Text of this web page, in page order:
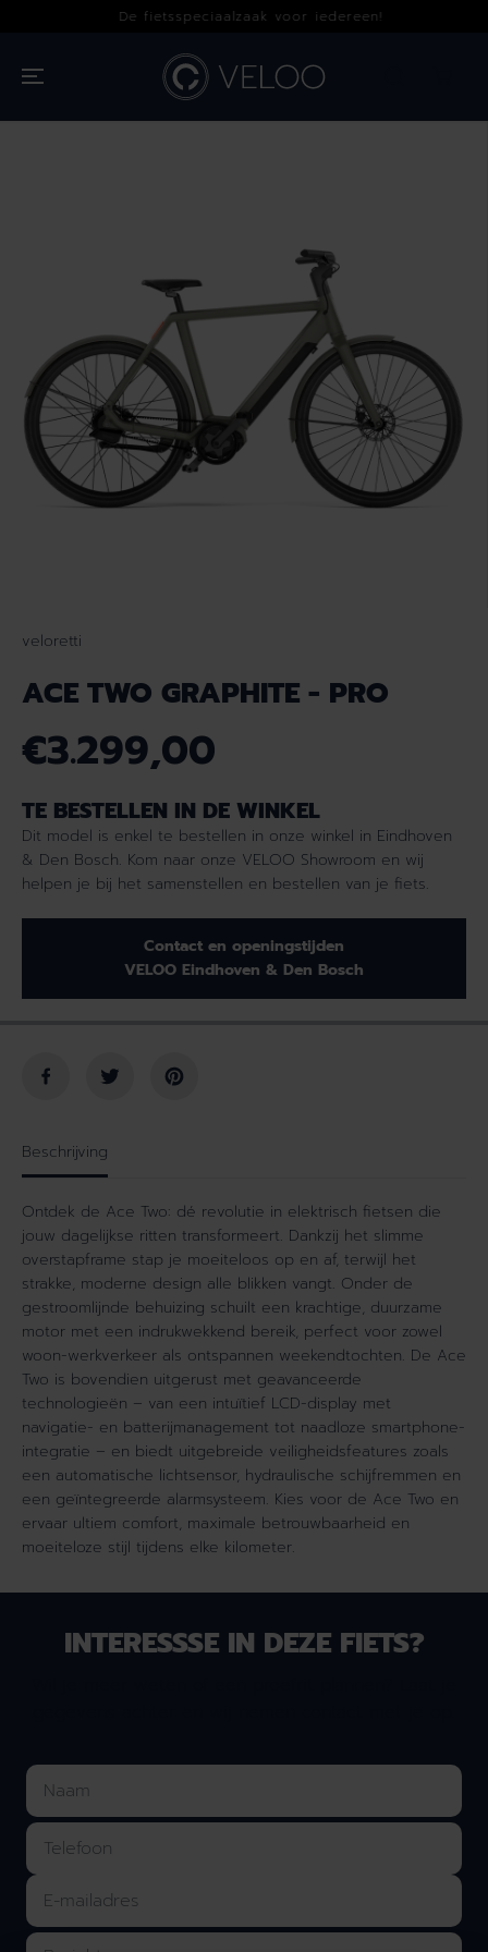
De fietsspeciaalzaak voor iedereen!
GA NAAR
veloretti
ACE TWO GRAPHITE - PRO
N
R
M
A
L
J
€3.299,00
TE BESTELLEN IN DE WINKEL
Dit model is enkel te bestellen in onze winkel in Eindhoven
& Den Bosch. Kom naar onze VELOO Showroom en wij
helpen je bij het samenstellen en bestellen van je fiets.
Contact en openingstijden
VELOO Eindhoven & Den Bosch
Beschrijving
Ontdek de Ace Two: dé revolutie in elektrisch fietsen die
jouw dagelijkse ritten transformeert. Dankzij het slimme
overstapframe stap je moeiteloos op en af, terwijl het
strakke, moderne design alle blikken vangt. Onder de
gestroomlijnde behuizing schuilt een krachtige, duurzame
motor met een indrukwekkend bereik, perfect voor zowel
woon-werkverkeer als ontspannen weekendtochten. De Ace
Two is bovendien uitgerust met geavanceerde
technologieën – van een intuïtief LCD-display met
navigatie- en batterijmanagement tot naadloze smartphone-
integratie – en biedt uitgebreide veiligheidsfeatures zoals
een automatische lichtsensor, hydraulische schijfremmen en
een geïntegreerde alarmsysteem. Kies voor de Ace Two en
ervaar ultiem comfort, maximale betrouwbaarheid en
moeiteloze stijl tijdens elke kilometer.
INTERESSSE IN DEZE FIETS?